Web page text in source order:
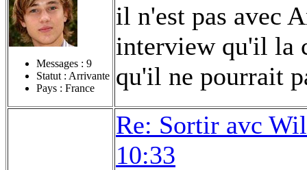
Messages : 9
Statut : Arrivante
Pays : France
il n'est pas avec
interview qu'il la
qu'il ne pourrait
Re: Sortir avc
10:33